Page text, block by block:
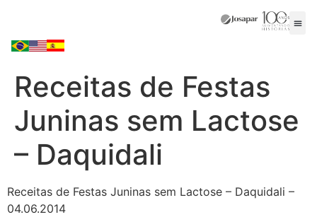
Receitas de Festas
Juninas sem Lactose
– Daquidali
Receitas de Festas Juninas sem Lactose – Daquidali –
04.06.2014